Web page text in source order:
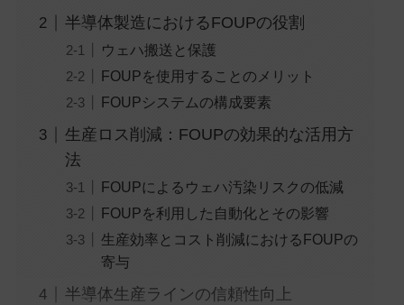
半導体製造におけるFOUPの役割
ウェハ搬送と保護
FOUPを使用することのメリット
FOUPシステムの構成要素
生産ロス削減：FOUPの効果的な活用方
法
FOUPによるウェハ汚染リスクの低減
FOUPを利用した自動化とその影響
生産効率とコスト削減におけるFOUPの
寄与
半導体生産ラインの信頼性向上